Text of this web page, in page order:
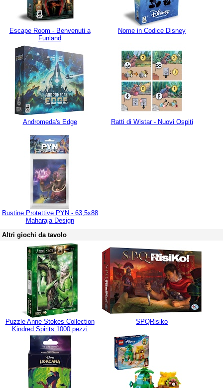
Escape Room - Benvenuti a
Funland
Nome in Codice Disney
Andromeda's Edge Ratti di Wistar - Nuovi Ospiti
Bustine Protettive PYN - 63,5x88
Maharaja Design
Altri giochi da tavolo
Puzzle Anne Stokes Collection
Kindred Spirits 1000 pezzi
SPQRisiko